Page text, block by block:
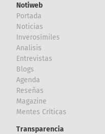
Notiweb
Portada
Noticias
Inverosímiles
Analisis
Entrevistas
Blogs
Agenda
Reseñas
Magazine
Mentes Críticas
Transparencia